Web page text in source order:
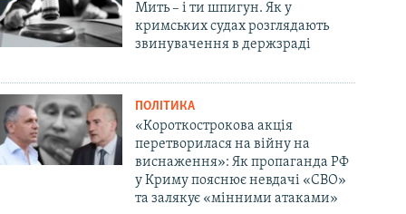
Мить – і ти шпигун. Як у
кримських судах розглядають
звинувачення в держзраді
ПОЛІТИКА
«Короткострокова акція
перетворилася на війну на
виснаження»: Як пропаганда РФ
у Криму пояснює невдачі «СВО»
та залякує «мінними атаками»